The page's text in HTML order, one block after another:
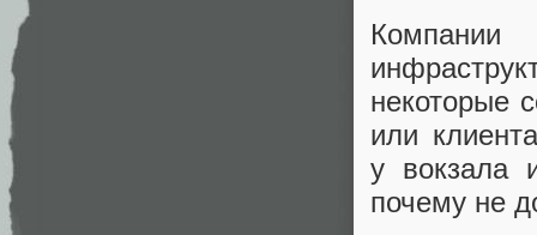
некоторые
или
у вокзала
почему не